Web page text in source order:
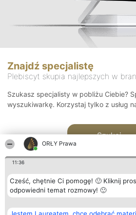
ORŁY Prawa
11:36
Cześć, chętnie Ci pomogę! 🙂 Kliknij
odpowiedni temat rozmowy! 🙂
Znajdź specjalistę
Plebiscyt skupia najlepszych w
Szukasz specjalisty w pobliżu Ciebie?
wyszukiwarkę. Korzystaj tylko z usług
Szukaj
Organizator plebiscytu Plebiscyt